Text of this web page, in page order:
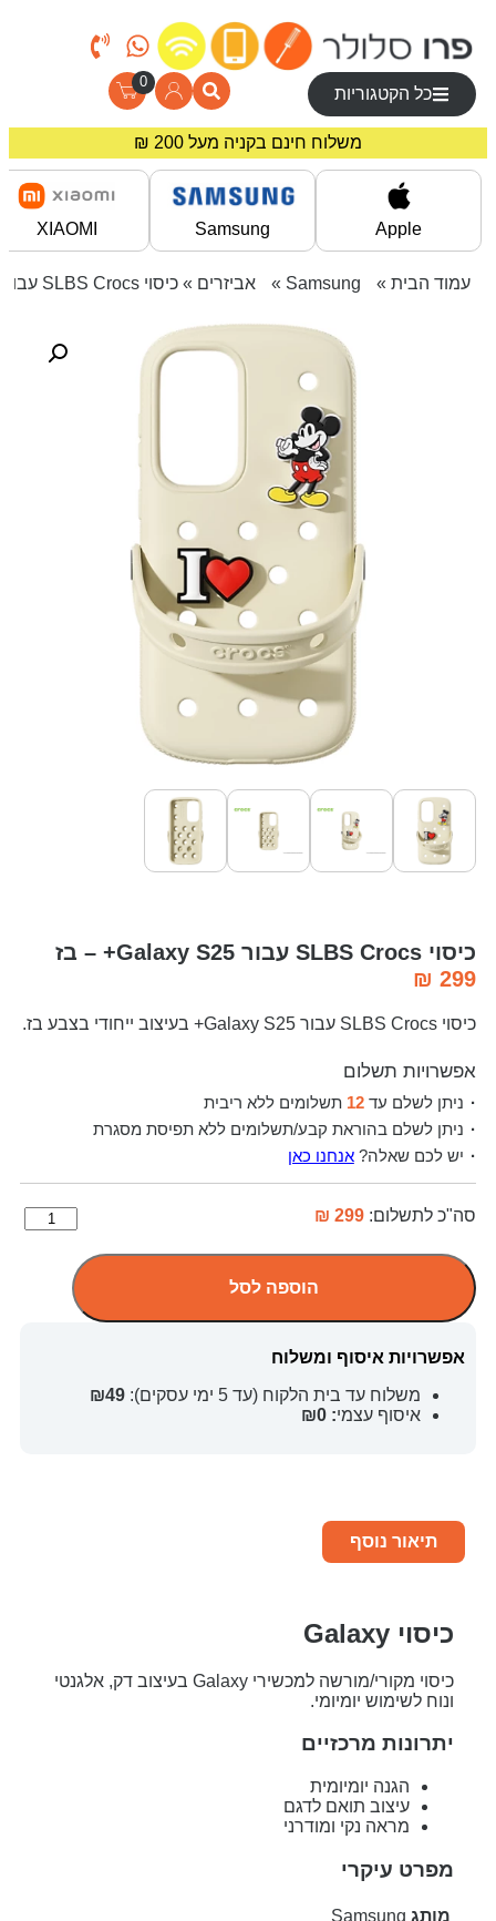
כל הקטגוריות
0
משלוח חינם בקניה מעל 200 ₪
מחירים מיוחדים לרוכשים באתר!
Apple
Samsung
XIAOMI
עמוד הבית »
Samsung
» אביזרים » כיסוי SLBS Crocs עבור Galaxy S25+ – בז
כיסוי SLBS Crocs עבור Galaxy S25+ – בז
₪ 299
כיסוי SLBS Crocs עבור Galaxy S25+ בעיצוב ייחודי בצבע בז.
אפשרויות תשלום
ניתן לשלם עד12 תשלומים ללא ריבית
ניתן לשלם בהוראת קבע/תשלומים ללא תפיסת מסגרת
יש לכם שאלה?אנחנו כאן
סה"כ לתשלום: 299 ₪
הוספה לסל
אפשרויות איסוף ומשלוח
משלוח עד בית הלקוח (עד 5 ימי עסקים):
איסוף עצמי: ₪0
תיאור נוסף
כיסוי Galaxy
כיסוי מקורי/מורשה למכשירי Galaxy בעיצוב דק, אלגנטי
ונוח לשימוש יומיומי.
יתרונות מרכזיים
הגנה יומיומית
עיצוב תואם לדגם
מראה נקי ומודרני
מפרט עיקרי
מותג Samsung